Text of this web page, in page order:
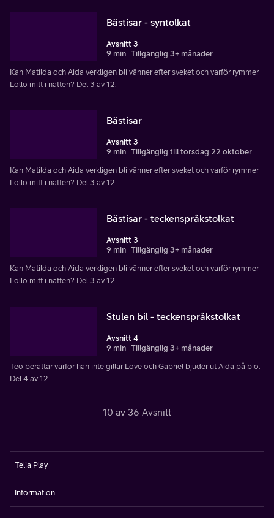
Bästisar - syntolkat
Avsnitt 3
9 min Tillgänglig 3+ månader
Kan Matilda och Aida verkligen bli vänner efter sveket och varför rymmer
Lollo mitt i natten? Del 3 av 12.
Bästisar
Avsnitt 3
9 min Tillgänglig till torsdag 22 oktober
Kan Matilda och Aida verkligen bli vänner efter sveket och varför rymmer
Lollo mitt i natten? Del 3 av 12.
Bästisar - teckenspråkstolkat
Avsnitt 3
9 min Tillgänglig 3+ månader
Kan Matilda och Aida verkligen bli vänner efter sveket och varför rymmer
Lollo mitt i natten? Del 3 av 12.
Stulen bil - teckenspråkstolkat
Avsnitt 4
9 min Tillgänglig 3+ månader
Teo berättar varför han inte gillar Love och Gabriel bjuder ut Aida på bio.
Del 4 av 12.
10 av 36 Avsnitt
Telia Play
Information